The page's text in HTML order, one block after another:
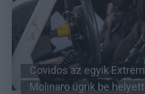
Covidos az egyik
Molinaro ugrik be